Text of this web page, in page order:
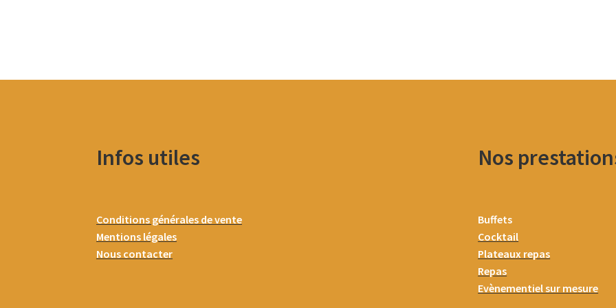
Infos utiles
Conditions générales de vente
Mentions légales
Nous contacter
Nos
Buffets
Cocktail
Plateaux repas
Repas
Evènementiel sur mesure